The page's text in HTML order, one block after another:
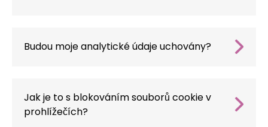
Budou moje analytické údaje uchovány?
Jak je to s blokováním souborů cookie v
prohlížečích?